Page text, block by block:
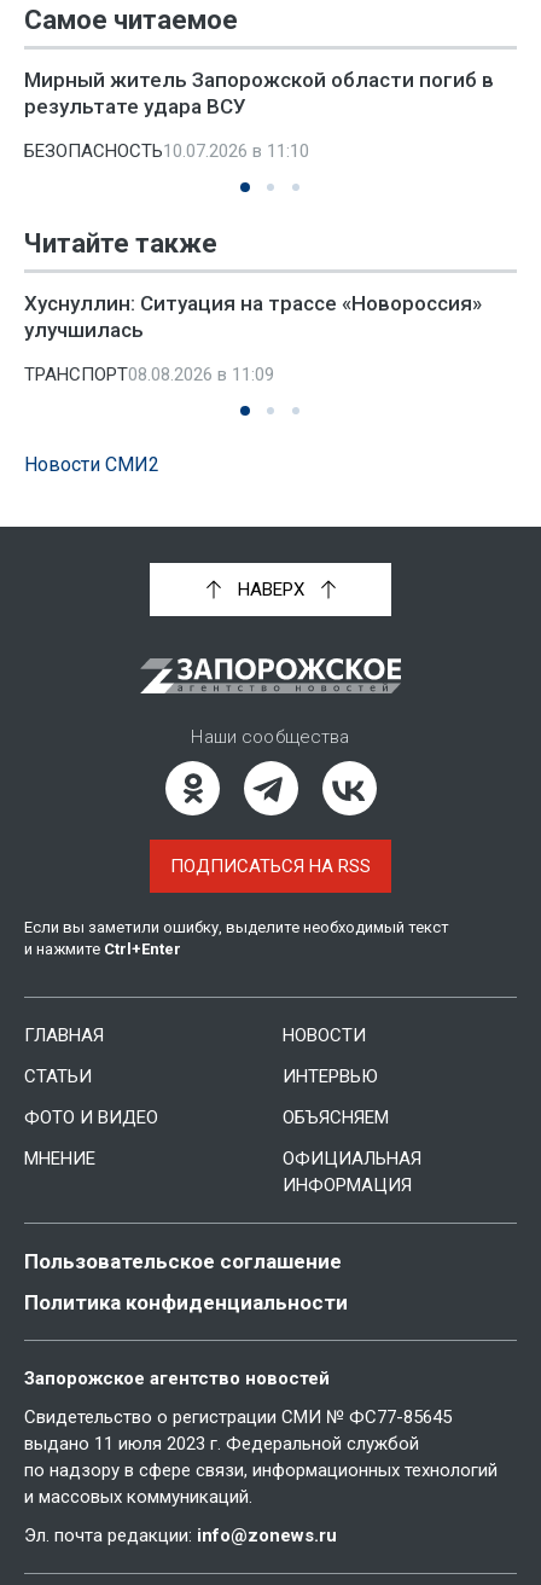
Самое читаемое
Мирный житель Запорожской области погиб в
результате удара ВСУ
БЕЗОПАСНОСТЬ10.07.2026 в 11:10
Читайте также
Хуснуллин: Ситуация на трассе «Новороссия»
улучшилась
ТРАНСПОРТ08.08.2026 в 11:09
Новости СМИ2
НАВЕРХ
Наши сообщества
ПОДПИСАТЬСЯ НА RSS
Если вы заметили ошибку, выделите необходимый текст
и нажмите Ctrl +Enter
ГЛАВНАЯ
НОВОСТИ
СТАТЬИ
ИНТЕРВЬЮ
ФОТО И ВИДЕО
ОБЪЯСНЯЕМ
МНЕНИЕ
ОФИЦИАЛЬНАЯ
ИНФОРМАЦИЯ
Пользовательское соглашение
Политика конфиденциальности
Запорожское агентство новостей
Свидетельство о регистрации СМИ № ФС77-85645
выдано 11 июля 2023 г. Федеральной службой
по надзору в сфере связи, информационных технологий
и массовых коммуникаций.
Эл. почта редакции: info@zonews.ru